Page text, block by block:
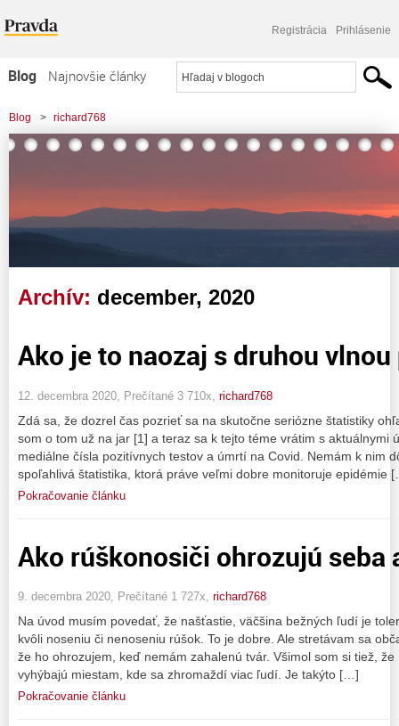
Registrácia Prihlásenie
Blog
Najnovšie články
Najčítanejšie články
Najkomentovanejšie články
Komerčné blogy
Blog > richard768
Archív: december, 2020
Ako je to naozaj s druhou
12. decembra 2020, Prečítané 3 710x, richard768
Zdá sa, že dozrel čas pozrieť sa na skutočne seriózne štatistiky
som o tom už na jar [1] a teraz sa k tejto téme vrátim s aktuálnymi
mediálne čísla pozitívnych testov a úmrtí na Covid. Nemám k nim
spoľahlivá štatistika, ktorá práve veľmi dobre monitoruje epidémie
Pokračovanie článku
Ako rúškonosiči ohrozujú seba
9. decembra 2020, Prečítané 1 727x, richard768
Na úvod musím povedať, že našťastie, väčšina bežných ľudí je
kvôli noseniu či nenoseniu rúšok. To je dobre. Ale stretávam sa
že ho ohrozujem, keď nemám zahalenú tvár. Všimol som si tiež,
vyhýbajú miestam, kde sa zhromaždí viac ľudí. Je takýto […]
Pokračovanie článku